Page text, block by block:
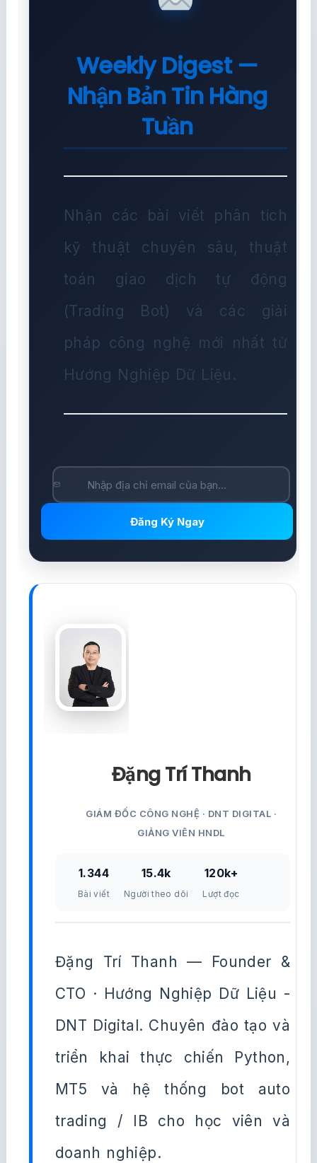
Weekly Digest —
Nhận Bản Tin Hàng
Tuần
Nhận các bài viết phân tích
kỹ thuật chuyên sâu, thuật
toán giao dịch tự động
(Trading Bot) và các giải
pháp công nghệ mới nhất từ
Hướng Nghiệp Dữ Liệu.
Đăng Ký Ngay
Đặng Trí Thanh
GIÁM ĐỐC CÔNG NGHỆ · DNT DIGITAL ·
GIẢNG VIÊN HNDL
1.344
Bài viết
15.4k
Người theo dõi
120k+
Lượt đọc
Đặng Trí Thanh — Founder &
CTO · Hướng Nghiệp Dữ Liệu -
DNT Digital. Chuyên đào tạo và
triển khai thực chiến Python,
MT5 và hệ thống bot auto
trading / IB cho học viên và
doanh nghiệp.